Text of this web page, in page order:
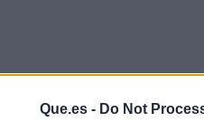
Que.es - Do Not